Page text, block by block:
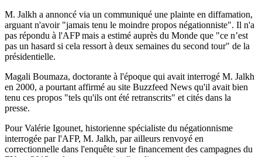
M. Jalkh a annoncé via un communiqué une plainte en diffamation,
arguant n'avoir "jamais tenu le moindre propos négationniste". Il n'a
pas répondu à l'AFP mais a estimé auprès du Monde que "ce n’est
pas un hasard si cela ressort à deux semaines du second tour" de la
présidentielle.
Magali Boumaza, doctorante à l'époque qui avait interrogé M. Jalkh
en 2000, a pourtant affirmé au site Buzzfeed News qu'il avait bien
tenu ces propos "tels qu'ils ont été retranscrits" et cités dans la
presse.
Pour Valérie Igounet, historienne spécialiste du négationnisme
interrogée par l'AFP, M. Jalkh, par ailleurs renvoyé en
correctionnelle dans l'enquête sur le financement des campagnes du